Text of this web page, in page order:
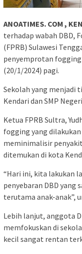
ANOATIMES. COM ,
terhadap wabah DBD,
(FPRB) Sulawesi
penyemprotan fogging
(20/1/2024) pagi.
Sekolah yang menjadi
Kendari dan SMP
Ketua FPRB Sultra,
fogging yang
meminimalisir
ditemukan di kota
“Hari ini, kita lakukan
penyebaran DBD yang
terutama anak-anak”,
Lebih lanjut, anggota
memfokuskan di
kecil sangat rentan